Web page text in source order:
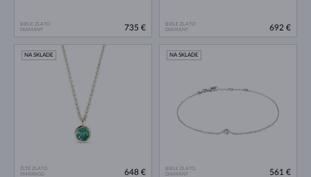
BIELE ZLATO
DIAMANT
735 €
BIELE ZLATO
DIAMANT
692 €
ŽLTÉ ZLATO
SMARAGD
NA SKLADE
648 €
BIELE ZLATO
DIAMANT
NA SKLADE
561 €